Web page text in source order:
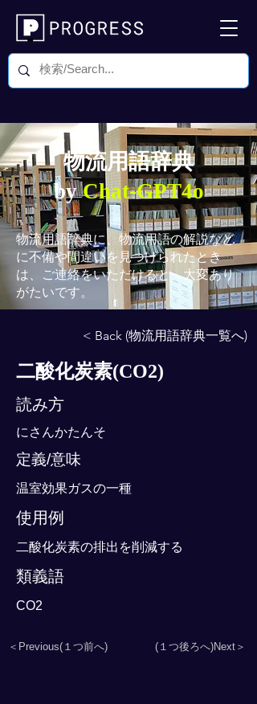
物流用語辞典
byChat-GPT4o
物流用語辞典に、物流用語の解説など
に不備や間違いを見つけられたとき
は、ご連絡をいただけると、大変あり
がたいです。
< Back (物流用語辞典一覧へ)
二酸化炭素(CO2)
読み方
にさんかたんそ
定義/意味
温室効果ガスの一種
使用例
二酸化炭素の排出を削減する
類義語
CO2
＜Previous(１つ前へ) (１つ後ろへ)Next＞